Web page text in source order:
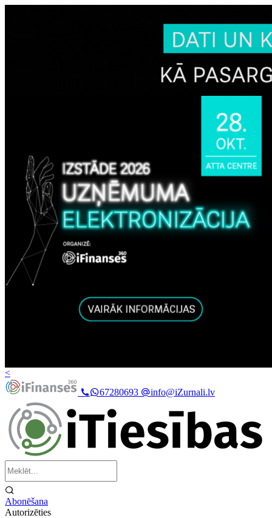
<
67280693
info@iZurnali.lv
Abonēšana
Autorizēties